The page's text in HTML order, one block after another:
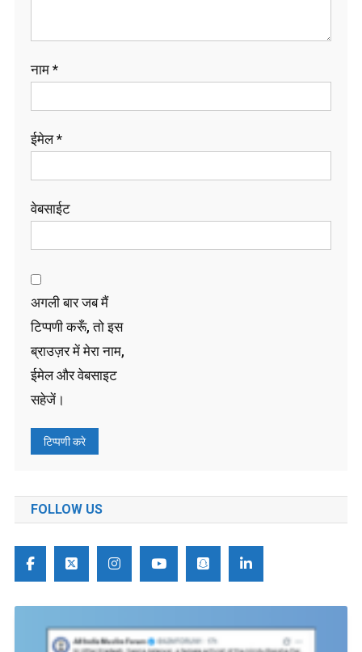
नाम *
ईमेल*
वेबसाईट
अगली बार जब मैं
टिप्पणी करूँ, तो इस
ब्राउज़र में मेरा नाम,
ईमेल और वेबसाइट
सहेजें।
FOLLOW US